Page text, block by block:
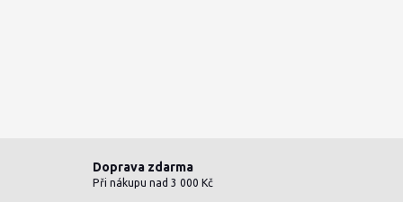
Doprava zdarma
Při nákupu nad 3 000 Kč